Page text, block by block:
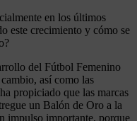
en los últimos
este crecimiento y cómo se
del Fútbol Femenino
así como las
propiciado que las marcas
un Balón de Oro a la
impulso importante, porque